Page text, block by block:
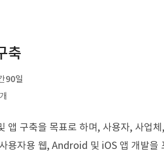
축
90일
앱 구축을 목표로 하며, 사용자, 사업
용자용 웹, Android 및 iOS 앱 개발을